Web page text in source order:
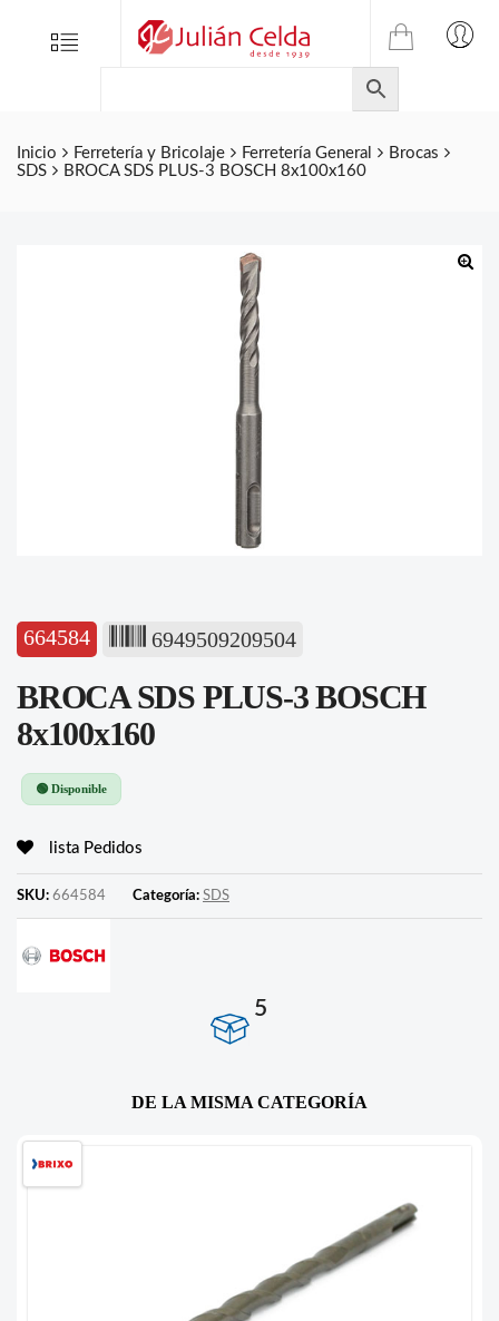
Menu
TIENDA
ONLINE
DE
JULIAN
CELDA
S.L.
Inicio Ferretería y Bricolaje Ferretería General
Brocas
SDS
BROCA SDS PLUS-3 BOSCH 8x100x160
664584 6949509209504
BROCA SDS PLUS-3 BOSCH
8x100x160
🟢 Disponible
lista Pedidos
SKU: 664584 Categoría: SDS
5
DE LA MISMA CATEGORÍA
Folletos
Contacto